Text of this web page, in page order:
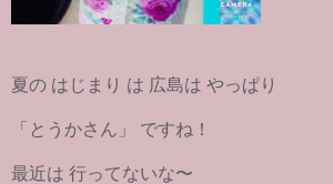
夏の はじまり は 広島は やっぱり
「とうかさん」 ですね！
最近は 行ってないな〜